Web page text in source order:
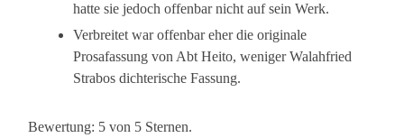
hatte sie jedoch offenbar nicht auf sein Werk.
Verbreitet war offenbar eher die originale
Prosafassung von Abt Heito, weniger Walahfried
Strabos dichterische Fassung.
Bewertung: 5 von 5 Sternen.